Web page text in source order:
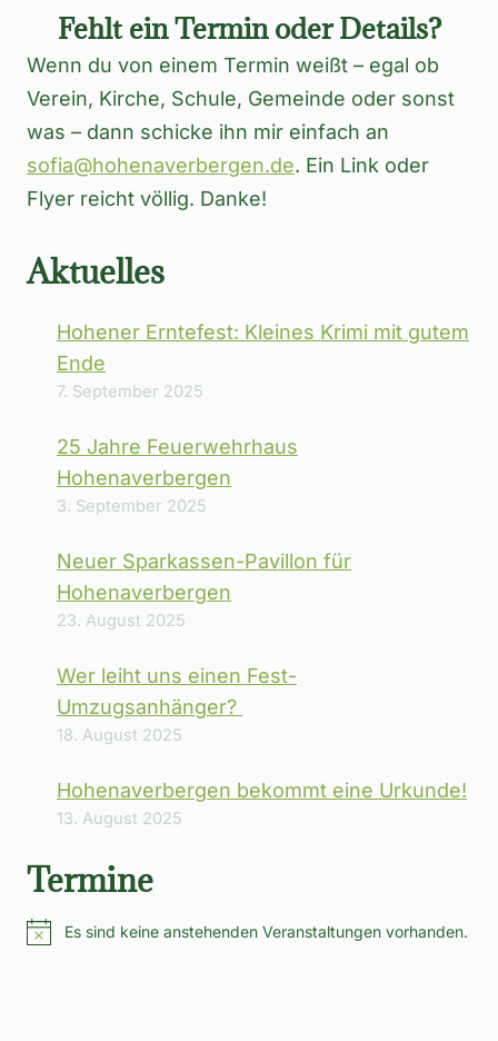
Fehlt ein Termin oder Details?
Wenn du von einem Termin weißt – egal ob
Verein, Kirche, Schule, Gemeinde oder sonst
was – dann schicke ihn mir einfach an
sofia@hohenaverbergen.de. Ein Link oder
Flyer reicht völlig. Danke!
Aktuelles
Hohener Erntefest: Kleines Krimi mit gutem
Ende
7. September 2025
25 Jahre Feuerwehrhaus
Hohenaverbergen
3. September 2025
Neuer Sparkassen-Pavillon für
Hohenaverbergen
23. August 2025
Wer leiht uns einen Fest-
Umzugsanhänger?
18. August 2025
Hohenaverbergen bekommt eine Urkunde!
13. August 2025
Termine
HinweisEs sind keine anstehenden Veranstaltungen vorhanden.